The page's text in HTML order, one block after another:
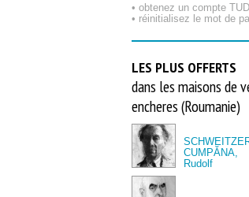
• obtenez un compte
• réinitialisez le mot de
LES PLUS OFFERTS
dans les maisons de
encheres (Roumanie)
CUMPĂNA,
Rudolf